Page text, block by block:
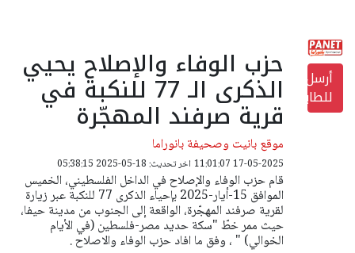
أرسل
للطابعة
حزب الوفاء والإصلاح يحيي
الذكرى الـ 77 للنكبة في
قرية صرفند المهجّرة
موقع بانيت وصحيفة بانوراما
17-05-2025 11:01:07 اخر تحديث: 18-05-2025 05:38:15
قام حزب الوفاء والإصلاح في الداخل الفلسطيني، الخميس
الموافق 15-أيار-2025 بإحياء الذكرى 77 للنكبة عبر زيارة
لقرية صرفند المهجّرة، الواقعة إلى الجنوب من مدينة حيفا،
حيث ممر خطّ "سكة حديد مصر-فلسطين (في الأيام
الخوالي) " ، وفق ما افاد حزب الوفاء والاصلاح .